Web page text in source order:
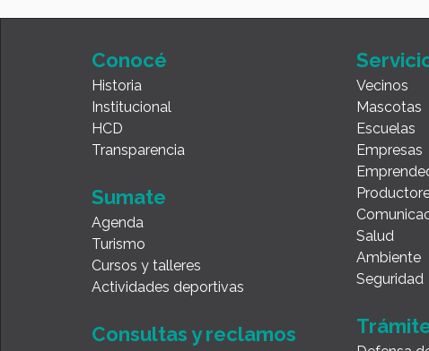
Conocé
Historia
Institucional
HCD
Transparencia
Sumate
Agenda
Turismo
Cursos y talleres
Actividades deportivas
Consultas y reclamos
Vecinos
Mascotas
Escuelas
Empresas
Salud
Ambiente
Seguridad